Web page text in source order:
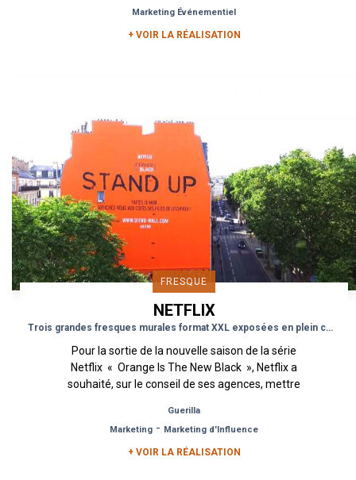
Marketing Événementiel
+ VOIR LA RÉALISATION
FRESQUE
NETFLIX
Trois grandes fresques murales format XXL exposées en plein cœur de Paris
Pour la sortie de la nouvelle saison de la série
Netflix « Orange Is The New Black », Netflix a
souhaité, sur le conseil de ses agences, mettre
Guerilla
Marketing - Marketing d'Influence
+ VOIR LA RÉALISATION